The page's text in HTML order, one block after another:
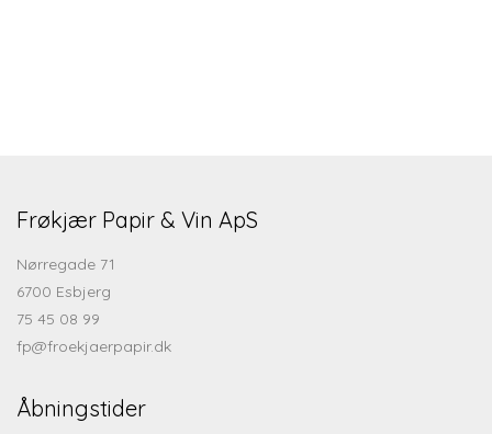
Frøkjær Papir & Vin ApS
Nørregade 71
6700 Esbjerg
75 45 08 99
fp@froekjaerpapir.dk
Åbningstider